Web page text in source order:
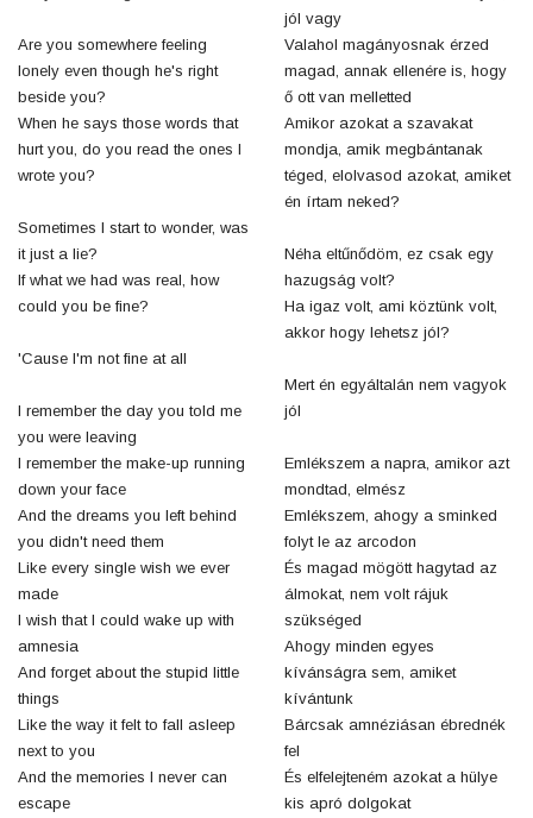
Are you somewhere feeling
lonely even though he's right
beside you?
When he says those words that
hurt you, do you read the ones I
wrote you?
Sometimes I start to wonder, was
it just a lie?
If what we had was real, how
could you be fine?
'Cause I'm not fine at all
I remember the day you told me
you were leaving
I remember the make-up running
down your face
And the dreams you left behind
you didn't need them
Like every single wish we ever
made
I wish that I could wake up with
amnesia
And forget about the stupid little
things
Like the way it felt to fall asleep
next to you
And the memories I never can
escape
jól vagy
Valahol magányosnak érzed
magad, annak ellenére is, hogy
ő ott van melletted
Amikor azokat a szavakat
mondja, amik megbántanak
téged, elolvasod azokat, amiket
én írtam neked?
Néha eltűnődöm, ez csak egy
hazugság volt?
Ha igaz volt, ami köztünk volt,
akkor hogy lehetsz jól?
Mert én egyáltalán nem vagyok
jól
Emlékszem a napra, amikor azt
mondtad, elmész
Emlékszem, ahogy a sminked
folyt le az arcodon
És magad mögött hagytad az
álmokat, nem volt rájuk
szükséged
Ahogy minden egyes
kívánságra sem, amiket
kívántunk
Bárcsak amnéziásan ébrednék
fel
És elfelejteném azokat a hülye
kis apró dolgokat